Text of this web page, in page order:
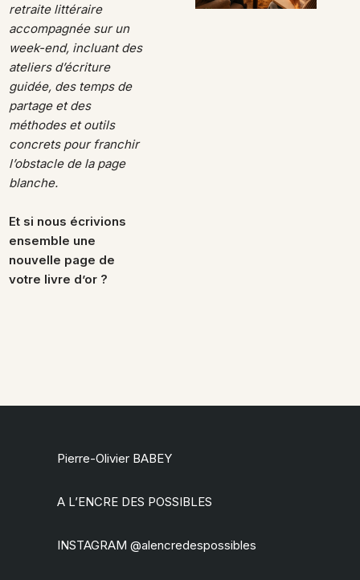
retraite littéraire
accompagnée sur un
week-end, incluant des
ateliers d’écriture
guidée, des temps de
partage et des
méthodes et outils
concrets pour franchir
l’obstacle de la page
blanche.
Et si nous écrivions
ensemble une
nouvelle page de
votre livre d’or ?
Pierre-Olivier BABEY
A L’ENCRE DES POSSIBLES
INSTAGRAM @alencredespossibles